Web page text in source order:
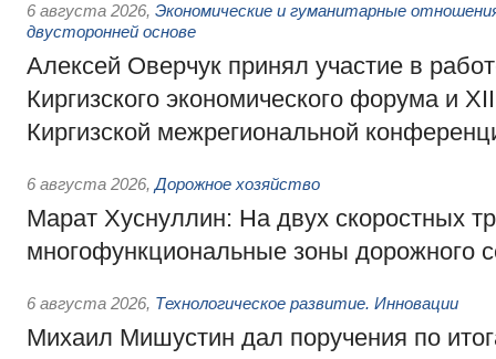
6 августа 2026, Экономические и гуманитарные
двусторонней основе
Алексей Оверчук принял участие в
Киргизского экономического форума и
Киргизской межрегиональной
6 августа 2026, Дорожное хозяйство
Марат Хуснуллин: На двух скоростных
многофункциональные зоны дорожного
6 августа 2026, Технологическое развитие. Инновации
Михаил Мишустин дал поручения по